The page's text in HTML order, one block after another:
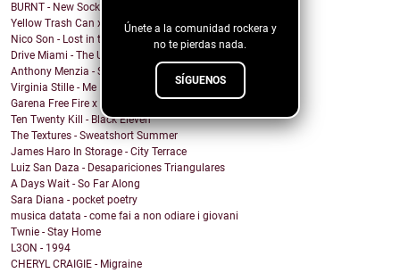
Únete a la comunidad rockera y
no te pierdas nada.
SÍGUENOS
BURNT - New Socks
Yellow Trash Can x Keith Canva$ - Can't hear
Nico Son - Lost in the Shade
Drive Miami - The Unknown
Anthony Menzia - Sorceress Olga
Virginia Stille - Me Engañaste
Garena Free Fire x YMIR - Feeling the Fire
Ten Twenty Kill - Black Eleven
The Textures - Sweatshort Summer
James Haro In Storage - City Terrace
Luiz San Daza - Desapariciones Triangulares
A Days Wait - So Far Along
Sara Diana - pocket poetry
musica datata - come fai a non odiare i giovani
Twnie - Stay Home
L3ON - 1994
CHERYL CRAIGIE - Migraine